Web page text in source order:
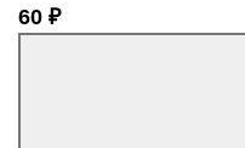
60 ₽